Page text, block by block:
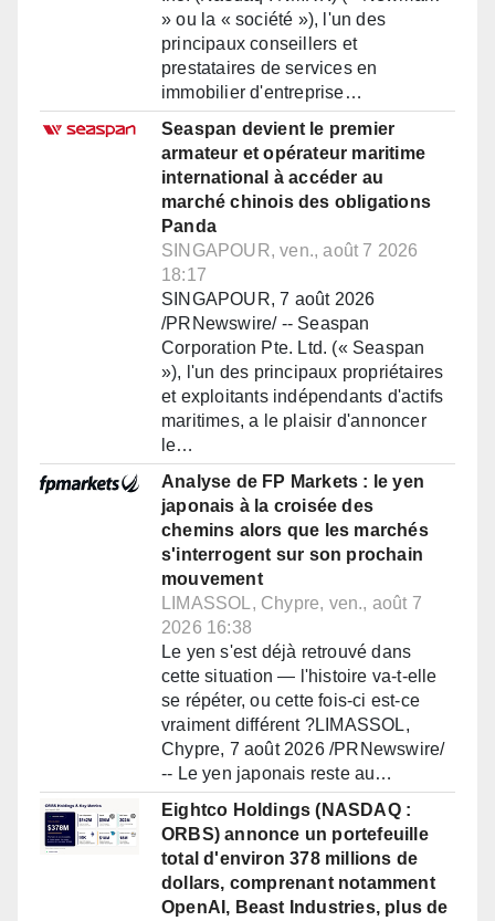
» ou la « société »), l'un des
principaux conseillers et
prestataires de services en
immobilier d'entreprise…
Seaspan devient le premier
armateur et opérateur maritime
international à accéder au
marché chinois des obligations
Panda
SINGAPOUR, ven., août 7 2026
18:17
SINGAPOUR, 7 août 2026
/PRNewswire/ -- Seaspan
Corporation Pte. Ltd. (« Seaspan
»), l'un des principaux propriétaires
et exploitants indépendants d'actifs
maritimes, a le plaisir d'annoncer
le…
Analyse de FP Markets : le yen
japonais à la croisée des
chemins alors que les marchés
s'interrogent sur son prochain
mouvement
LIMASSOL, Chypre, ven., août 7
2026 16:38
Le yen s'est déjà retrouvé dans
cette situation — l'histoire va-t-elle
se répéter, ou cette fois-ci est-ce
vraiment différent ?LIMASSOL,
Chypre, 7 août 2026 /PRNewswire/
-- Le yen japonais reste au…
Eightco Holdings (NASDAQ :
ORBS) annonce un portefeuille
total d'environ 378 millions de
dollars, comprenant notamment
OpenAI, Beast Industries, plus de